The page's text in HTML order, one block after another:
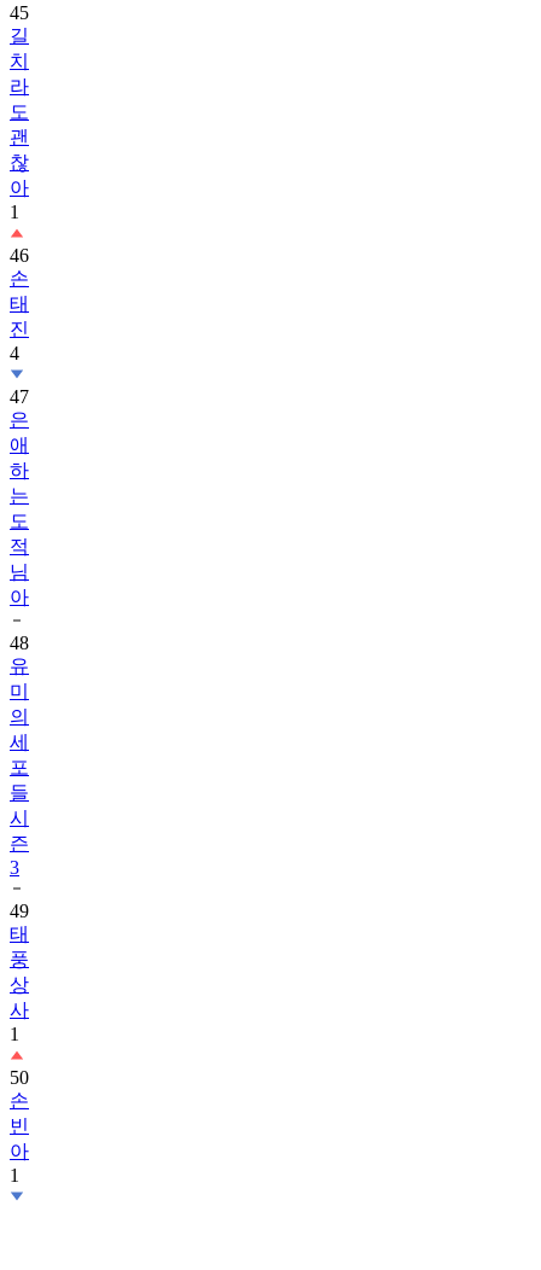
45
길
치
라
도
괜
찮
아
1
46
손
태
진
4
47
은
애
하
는
도
적
님
아
48
유
미
의
세
포
들
시
즌
3
49
태
풍
상
사
1
50
손
빈
아
1